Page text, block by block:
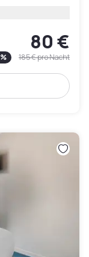
80 €
% 185 €pro Nacht